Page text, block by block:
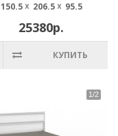
150.5 ☓ 206.5 ☓ 95.5
25380р.
КУПИТЬ